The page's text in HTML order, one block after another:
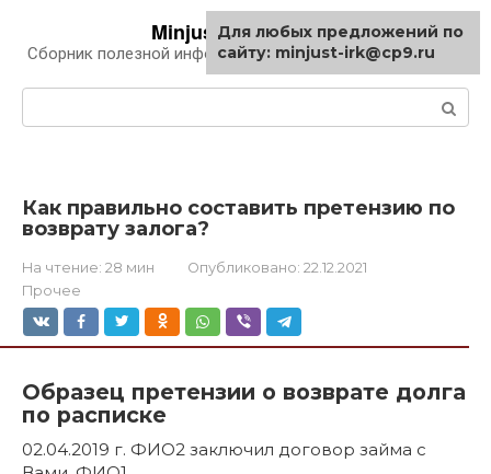
контенту
Minjust-irk.ru
Сборник полезной информации про автомобили
Как правильно составить претензию по
возврату залога?
На чтение: 28 мин Опубликовано: 22.12.2021
Прочее
Образец претензии о возврате долга
по расписке
02.04.2019 г. ФИО2 заключил договор займа с
Для любых предложений по
сайту: minjust-irk@cp9.ru